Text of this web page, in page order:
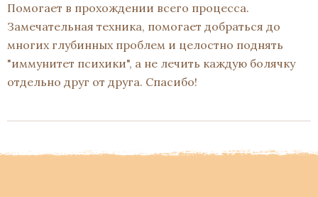
Помогает в прохождении всего процесса.
Замечательная техника, помогает добраться до
многих глубинных проблем и целостно поднять
"иммунитет психики", а не лечить каждую болячку
отдельно друг от друга. Спасибо!